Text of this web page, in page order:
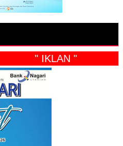
" IKLAN "